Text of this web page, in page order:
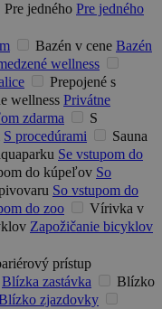
Pre jedného Pre jedného
Bazén v cene Bazén
wellness
Prepojené s
wellness Privátne
zdarma
S
S procedúrami
Sauna
Se vstupom do
do kúpeľov So
So vstupom do
do zoo
Vírivka v
Zapožičanie bicyklov
prístup
Blízka zastávka
Blízko
zjazdovky